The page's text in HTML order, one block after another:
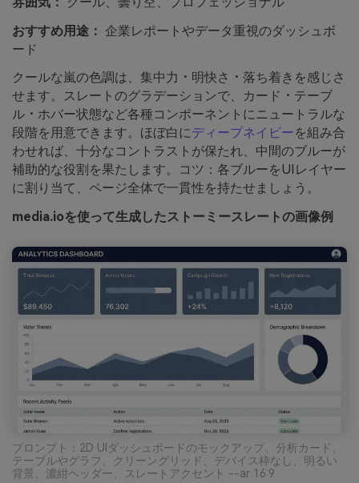
おすすめ用途： 企業レポートやデータ重視のダッシュボ
ード
クールな嵐の色調は、集中力・明快さ・落ち着きを感じさ
せます。スレートのグラデーションで、カード・テーブ
ル・ホバー状態など各種コンポーネントにニュートラルな
段階を用意できます。ほぼ白にディープネイビーを組み合
わせれば、十分なコントラストが保たれ、中間のブルーが
補助的な役割を果たします。コツ：各ブルーをUIレイヤー
に割り当て、ページ全体で一貫性を持たせましょう。
media.ioを使って生成したストーミースレートの画像例
プロンプト：2D UIダッシュボードのモックアップ、分析カード、
テーブルやグラフ、クリーングリッド、デバイス枠なし、明るい
背景、濃紺ヘッダー、スレートアクセント --ar 16:9